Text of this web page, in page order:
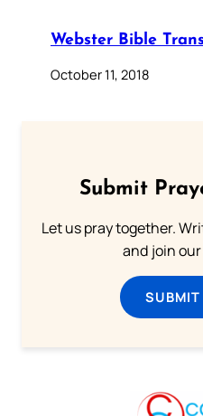
Webster Bible
October 11, 2018
Submit
Let us pray together.
and join
SUBMIT